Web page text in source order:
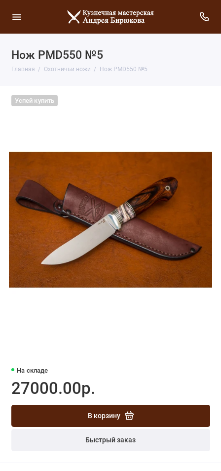
Нож PMD550 №5
Главная Охотничьи ножи Нож PMD550 №5
Успей купить
На складе
27000.00р.
В корзину
Быстрый заказ